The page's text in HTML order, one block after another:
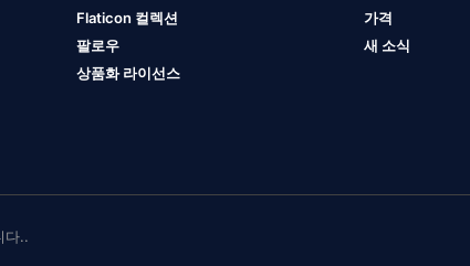
Flaticon 컬렉션
팔로우
상품화 라이선스
가격
새 소식
다..